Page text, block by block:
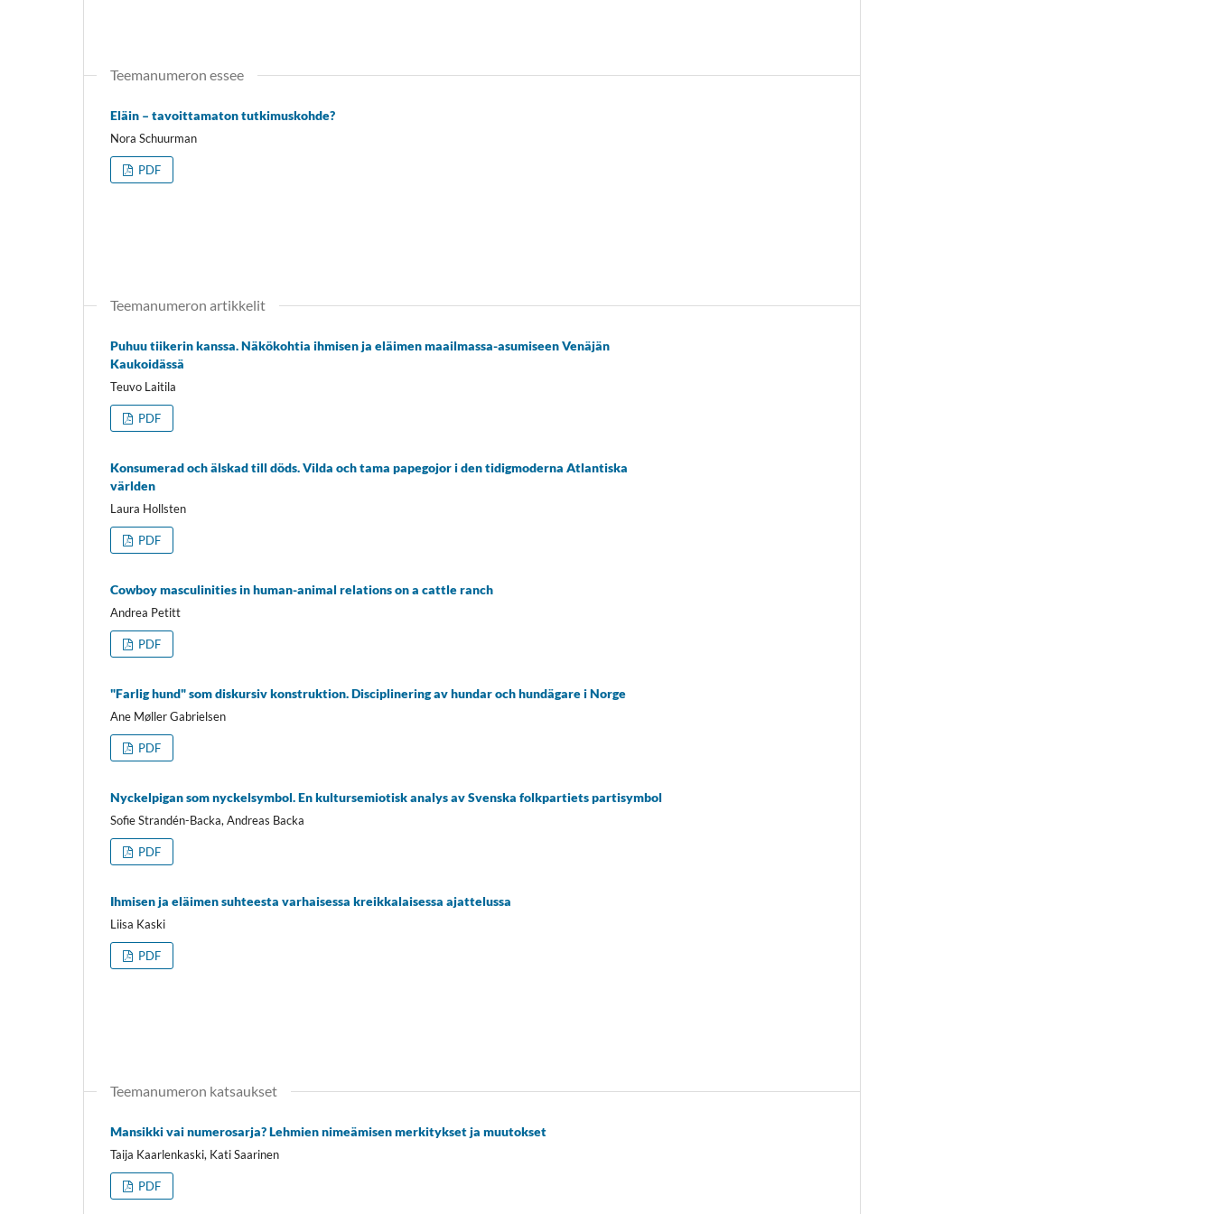
Teemanumeron essee
Eläin – tavoittamaton tutkimuskohde?
Nora Schuurman
PDF
Teemanumeron artikkelit
Puhuu tiikerin kanssa. Näkökohtia ihmisen ja eläimen maailmassa-asumiseen Venäjän
Kaukoidässä
Teuvo Laitila
PDF
Konsumerad och älskad till döds. Vilda och tama papegojor i den tidigmoderna Atlantiska
världen
Laura Hollsten
PDF
Cowboy masculinities in human-animal relations on a cattle ranch
Andrea Petitt
PDF
"Farlig hund" som diskursiv konstruktion. Disciplinering av hundar och hundägare i Norge
Ane Møller Gabrielsen
PDF
Nyckelpigan som nyckelsymbol. En kultursemiotisk analys av Svenska folkpartiets partisymbol
Sofie Strandén-Backa, Andreas Backa
PDF
Ihmisen ja eläimen suhteesta varhaisessa kreikkalaisessa ajattelussa
Liisa Kaski
PDF
Teemanumeron katsaukset
Mansikki vai numerosarja? Lehmien nimeämisen merkitykset ja muutokset
Taija Kaarlenkaski, Kati Saarinen
PDF